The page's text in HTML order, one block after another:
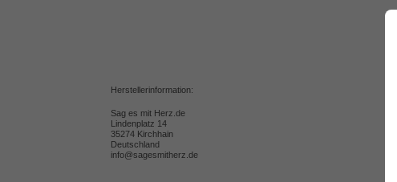
Herstellerinformation:
Sag es mit Herz.de
Lindenplatz 14
35274 Kirchhain
Deutschland
info@sagesmitherz.de